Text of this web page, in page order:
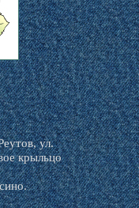
ул.
крыльцо